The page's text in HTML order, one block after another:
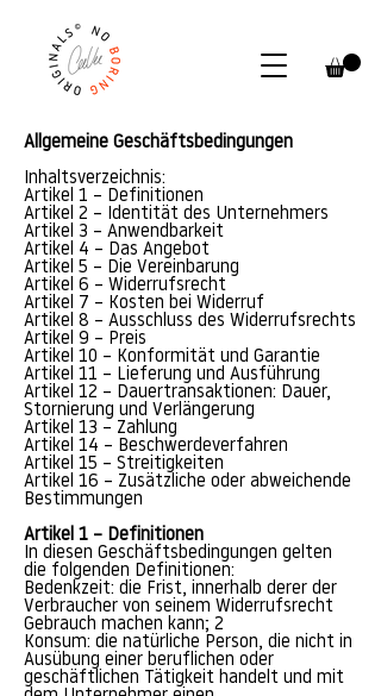
Allgemeine Geschäftsbedingungen
Inhaltsverzeichnis:
Artikel 1 – Definitionen
Artikel 2 – Identität des Unternehmers
Artikel 3 – Anwendbarkeit
Artikel 4 – Das Angebot
Artikel 5 – Die Vereinbarung
Artikel 6 – Widerrufsrecht
Artikel 7 – Kosten bei Widerruf
Artikel 8 – Ausschluss des Widerrufsrechts
Artikel 9 – Preis
Artikel 10 – Konformität und Garantie
Artikel 11 – Lieferung und Ausführung
Artikel 12 – Dauertransaktionen: Dauer,
Stornierung und Verlängerung
Artikel 13 – Zahlung
Artikel 14 – Beschwerdeverfahren
Artikel 15 – Streitigkeiten
Artikel 16 – Zusätzliche oder abweichende
Bestimmungen
Artikel 1 – Definitionen
In diesen Geschäftsbedingungen gelten
die folgenden Definitionen:
Bedenkzeit: die Frist, innerhalb derer der
Verbraucher von seinem Widerrufsrecht
Gebrauch machen kann; 2
Konsum: die natürliche Person, die nicht in
Ausübung einer beruflichen oder
geschäftlichen Tätigkeit handelt und mit